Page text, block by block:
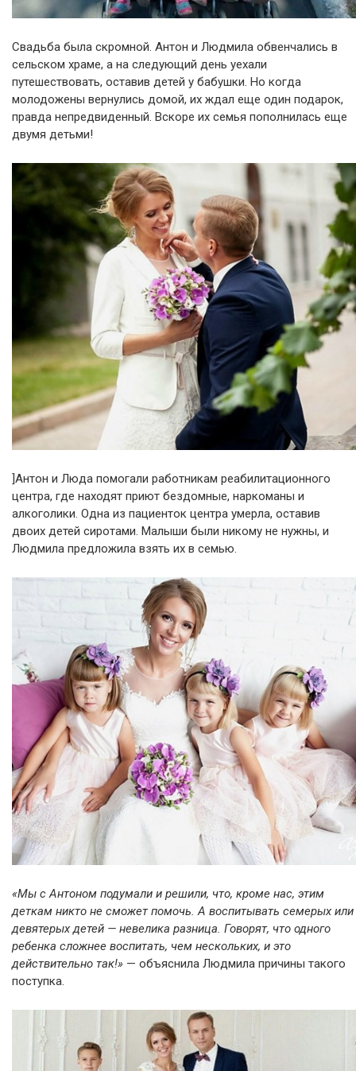
Свадьба была скромной. Антон и Людмила обвенчались в
сельском храме, а на следующий день уехали
путешествовать, оставив детей у бабушки. Но когда
молодожены вернулись домой, их ждал еще один подарок,
правда непредвиденный. Вскоре их семья пополнилась еще
двумя детьми!
]Антон и Люда помогали работникам реабилитационного
центра, где находят приют бездомные, наркоманы и
алкоголики. Одна из пациенток центра умерла, оставив
двоих детей сиротами. Малыши были никому не нужны, и
Людмила предложила взять их в семью.
«Мы с Антоном подумали и решили, что, кроме нас, этим
деткам никто не сможет помочь. А воспитывать семерых или
девятерых детей — невелика разница. Говорят, что одного
ребенка сложнее воспитать, чем нескольких, и это
действительно так!» — объяснила Людмила причины такого
поступка.